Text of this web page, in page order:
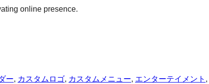
online presence.
ー, カスタムロゴ, カスタムメニュー, エンターテイメント